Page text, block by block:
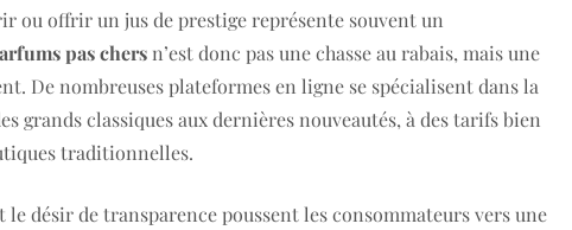
ou offrir un jus de prestige représente souvent un
pas chers n’est donc pas une chasse au rabais, mais une
De nombreuses plateformes en ligne se spécialisent dans la
grands classiques aux dernières nouveautés, à des tarifs bien
traditionnelles.
désir de transparence poussent les consommateurs vers une